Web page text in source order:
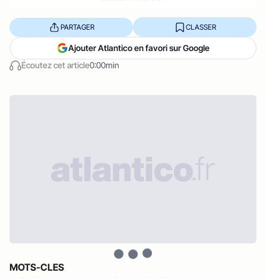
Écoutez cet article0:00min
PARTAGER CLASSER
Ajouter Atlantico en favori sur Google
MOTS-CLES